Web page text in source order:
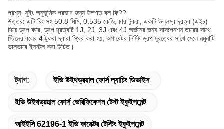
প্রশ্ন: সুইং অনুভূমিক প্রভাব জন্য ইস্পাত বল কি??
উত্তর: এটি রিং সহ 50.8 মিমি, 0.535 কেজি, চার টুকরা, একটি উল্লম্ব দূরত্ব (এইচ)
দিয়ে ড্রপ করে, ড্রপ দূরত্বটি 1J, 2J, 3J এবং 4J অর্জনের জন্য সাসপেনশন তারের সাথে
স্টিলের বলের 4 টুকরা দ্বারা স্থির করা হয়, অপারেটর নির্দিষ্ট ড্রপ দূরত্বের সাথে মেলে নমুনাটি
ভালভাবে ইনস্টল করা উচিত।
ট্যাগ: ইভি উইথড্রয়াল ফোর্স ল্যাচিং ডিভাইস
ইভি উইথড্রয়াল ফোর্স ভেরিফিকেশন টেস্ট ইকুইপমেন্ট
আইইসি 62196-1 ইভি কানেক্টর টেস্টিং ইকুইপমেন্ট